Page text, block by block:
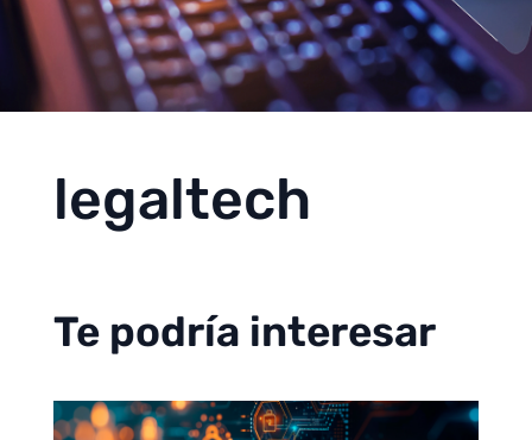
legaltech
Te podría interesar